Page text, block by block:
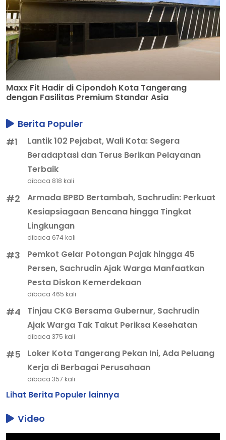
Maxx Fit Hadir di Cipondoh Kota Tangerang
dengan Fasilitas Premium Standar Asia
Berita Populer
#1
Lantik 102 Pejabat, Wali Kota: Segera
Beradaptasi dan Terus Berikan Pelayanan
Terbaik
dibaca 818 kali
#2
Armada BPBD Bertambah, Sachrudin: Perkuat
Kesiapsiagaan Bencana hingga Tingkat
Lingkungan
dibaca 674 kali
#3
Pemkot Gelar Potongan Pajak hingga 45
Persen, Sachrudin Ajak Warga Manfaatkan
Pesta Diskon Kemerdekaan
dibaca 465 kali
#4
Tinjau CKG Bersama Gubernur, Sachrudin
Ajak Warga Tak Takut Periksa Kesehatan
dibaca 375 kali
#5
Loker Kota Tangerang Pekan Ini, Ada Peluang
Kerja di Berbagai Perusahaan
dibaca 357 kali
Lihat Berita Populer lainnya
Video